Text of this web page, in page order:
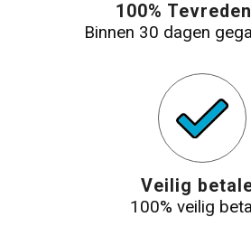
100%
Binnen 30 dagen
Veilig
100% veilig